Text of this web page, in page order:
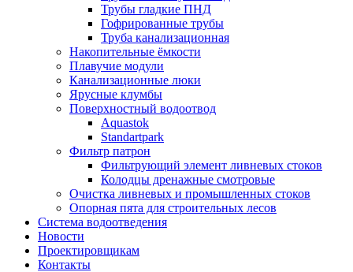
Трубы гладкие ПНД
Гофрированные трубы
Труба канализационная
Накопительные ёмкости
Плавучие модули
Канализационные люки
Ярусные клумбы
Поверхностный водоотвод
Aquastok
Standartpark
Фильтр патрон
Фильтрующий элемент ливневых стоков
Колодцы дренажные смотровые
Очистка ливневых и промышленных стоков
Опорная пята для строительных лесов
Система водоотведения
Новости
Проектировщикам
Контакты